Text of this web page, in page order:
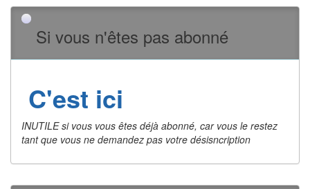
Si vous n'êtes pas abonné
C'est ici
INUTILE si vous vous êtes déjà abonné, car vous le restez
tant que vous ne demandez pas votre désisncription